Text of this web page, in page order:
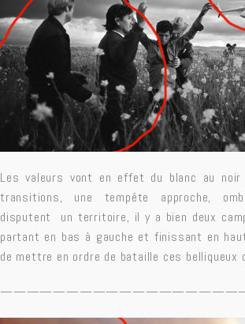
Les valeurs vont en effet du blanc au noir
transitions, une tempête approche,
disputent un territoire, il y a bien deux
partant en bas à gauche et finissant en
de mettre en ordre de bataille ces